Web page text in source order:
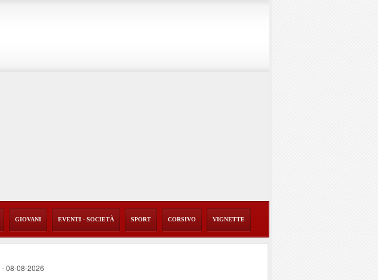
GIOVANI EVENTI - SOCIETÀ SPORT CORSIVO VIGNETTE
-08-08-2026